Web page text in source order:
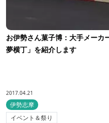
お伊勢さん菓子博：大手メーカ
夢横丁」を紹介します
2017.04.21
伊勢志摩
イベント＆祭り